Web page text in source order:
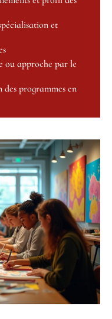
et
ou approche par le
programmes en